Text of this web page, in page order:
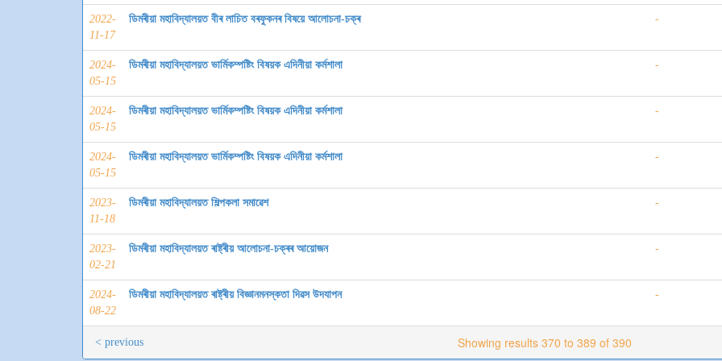
2022-
11-17
ডিমৰীয়া মহাবিদ্যালয়ত বীৰ লাচিত বৰফুকনৰ বিষয়ে আলোচনা-চক্ৰ -
2024-
05-15
ডিমৰীয়া মহাবিদ্যালয়ত ভার্মিকম্পষ্টিং বিষয়ক এদিনীয়া কর্মশালা -
2024-
05-15
ডিমৰীয়া মহাবিদ্যালয়ত ভার্মিকম্পষ্টিং বিষয়ক এদিনীয়া কর্মশালা -
2024-
05-15
ডিমৰীয়া মহাবিদ্যালয়ত ভার্মিকম্পষ্টিং বিষয়ক এদিনীয়া কর্মশালা -
2023-
11-18
ডিমৰীয়া মহাবিদ্যালয়ত শিল্পকলা সমাৱেশ -
2023-
02-21
ডিমৰীয়া মহাবিদ্যালয়ত ৰাষ্ট্ৰীয় আলোচনা-চক্ৰৰ আয়োজন -
2024-
08-22
ডিমৰীয়া মহাবিদ্যালয়ত ৰাষ্ট্ৰীয় বিজ্ঞানমনস্কতা দিৱস উদযাপন -
Showing results 370 to 389 of 390
< previous